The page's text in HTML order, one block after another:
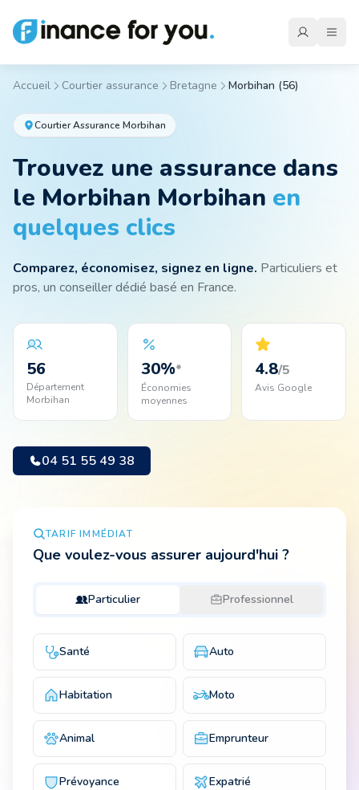
Emprunteur
Auto
Moto
Animal
Pro
04 51 55 49 38
Accueil Courtier assurance Bretagne Morbihan (56)
Courtier Assurance Morbihan
Trouvez une assurance dans
le Morbihan Morbihan en
quelques clics
Comparez, économisez, signez en ligne. Particuliers et
pros, un conseiller dédié basé en France.
56
Département
Morbihan
30%*
Économies
moyennes
4.8/5
Avis Google
04 51 55 49 38
TARIF IMMÉDIAT
Que voulez-vous assurer aujourd'hui ?
Particulier Professionnel
Santé Auto
Habitation Moto
Animal Emprunteur
Prévoyance Expatrié